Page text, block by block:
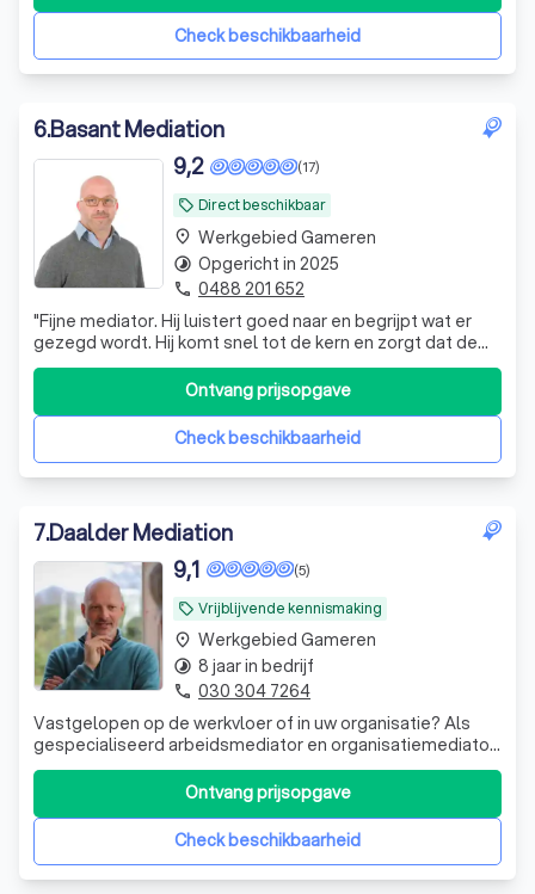
Check beschikbaarheid
6.Basant Mediation
local_offer Direct beschikbaar
(17)
9,2
"Fijne mediator. Hij luistert goed naar en begrijpt wat er
gezegd wordt. Hij komt snel tot de kern en zorgt dat de
onprettige communicatie verandert naar een open
communicatie. Hierdoor komt er ruimte om constructief
met elkaar in gesprek te gaan. Gelukkig was er geen lang
traject nodig. Door zijn deskundigheid waren er slechts
enkele gesprekken nodig om tot een werkbare oplossing
te komen. Erg fijn en zeker een aanrader voor het traject."
Check beschikbaarheid
Ontvang prijsopgave
place Werkgebied Gameren
timelapse Opgericht in 2025
phone 0488 201 652
7.Daalder Mediation
local_offer Vrijblijvende kennismaking
(5)
9,1
Vastgelopen op de werkvloer of in uw organisatie? Als
gespecialiseerd arbeidsmediator en organisatiemediator
begeleid ik het gesprek zodat u samen tot een oplossing
Check beschikbaarheid
Ontvang prijsopgave
place Werkgebied Gameren
timelapse 8 jaar in bedrijf
phone 030 304 7264